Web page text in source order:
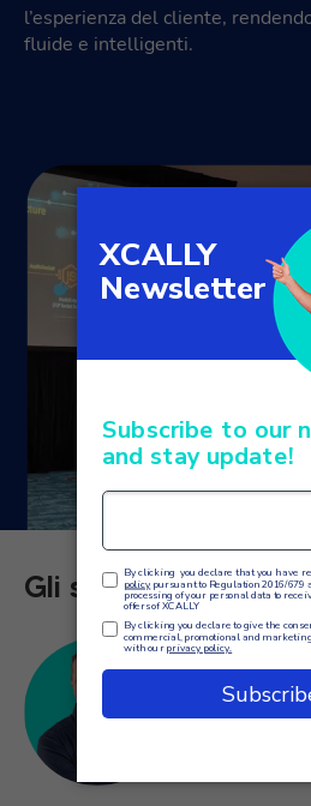
l’esperienza del cliente,
fluide e intelligenti.
Gli speaker
DIEGO
Chief AI